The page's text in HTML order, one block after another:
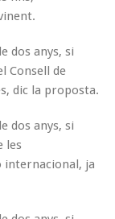
dos anys, si
Consell de
dic la proposta.
dos anys, si
les
internacional, ja